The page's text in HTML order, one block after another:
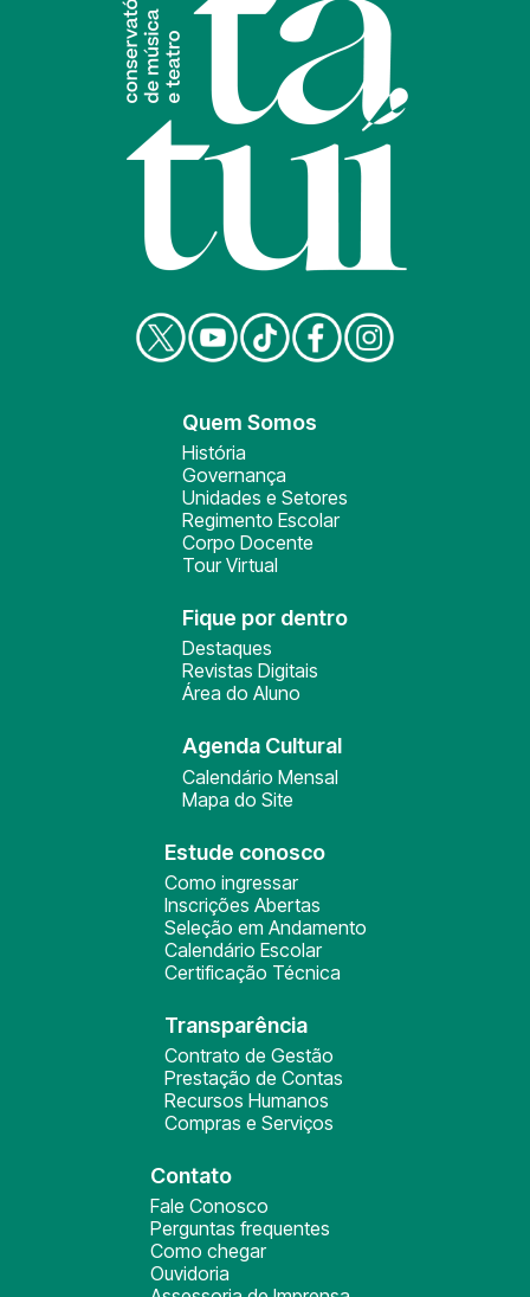
Quem Somos
História
Governança
Unidades e Setores
Regimento Escolar
Corpo Docente
Tour Virtual
Fique por dentro
Destaques
Revistas Digitais
Área do Aluno
Agenda Cultural
Calendário Mensal
Mapa do Site
Estude conosco
Como ingressar
Inscrições Abertas
Seleção em Andamento
Calendário Escolar
Certificação Técnica
Transparência
Contrato de Gestão
Prestação de Contas
Recursos Humanos
Compras e Serviços
Contato
Fale Conosco
Perguntas frequentes
Como chegar
Ouvidoria